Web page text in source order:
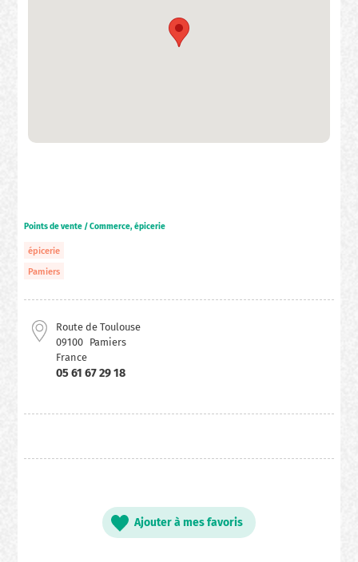
Points de vente / Commerce, épicerie
épicerie
Pamiers
Route de Toulouse
09100 Pamiers
France
05 61 67 29 18
Ajouter à mes favoris